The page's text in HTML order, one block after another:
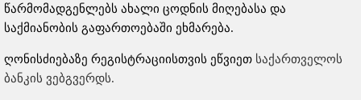
წარმომადგენლებს ახალი ცოდნის მიღებასა და
საქმიანობის გაფართოებაში ეხმარება.
ღონისძიებაზე რეგისტრაციისთვის ეწვიეთ საქართველოს
ბანკის ვებგვერდს.